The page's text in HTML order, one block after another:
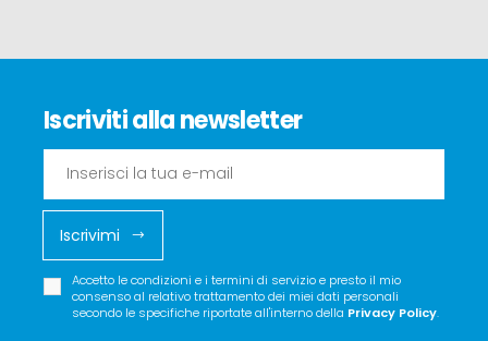
Iscriviti alla newsletter
Iscrivimi
Accetto le condizioni e i termini di servizio e presto il mio
consenso al relativo trattamento dei miei dati personali
secondo le specifiche riportate all'interno della Privacy Policy.